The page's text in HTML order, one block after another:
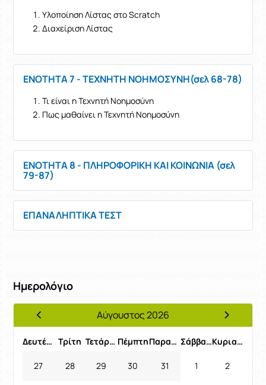
Υλοποίηση Λίστας στο Scratch
Διαχείριση Λίστας
ΕΝΟΤΗΤΑ 7 - ΤΕΧΝΗΤΗ ΝΟΗΜΟΣΥΝΗ(σελ 68-78)
Τι είναι η Τεχνητή Νοημοσύνη
Πως μαθαίνει η Τεχνητή Νοημοσύνη
ΕΝΟΤΗΤΑ 8 - ΠΛΗΡΟΦΟΡΙΚΗ ΚΑΙ ΚΟΙΝΩΝΙΑ (σελ
79-87)
ΕΠΑΝΑΛΗΠΤΙΚΑ ΤΕΣΤ
Ημερολόγιο
Προηγούμενος ΜήναςΑύγουστος 2026
Επόμενος
Δευτέρα Τρίτη Τετάρτη Πέμπτη Παρασκευή Σάββατο Κυριακή
27 28 29 30 31 1 2